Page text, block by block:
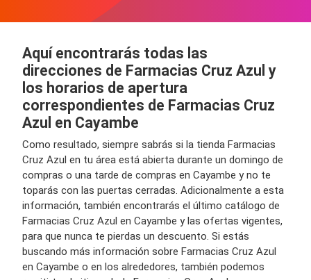
Aquí encontrarás todas las
direcciones de Farmacias Cruz Azul y
los horarios de apertura
correspondientes de Farmacias Cruz
Azul en Cayambe
Como resultado, siempre sabrás si la tienda Farmacias
Cruz Azul en tu área está abierta durante un domingo de
compras o una tarde de compras en Cayambe y no te
toparás con las puertas cerradas. Adicionalmente a esta
información, también encontrarás el último catálogo de
Farmacias Cruz Azul en Cayambe y las ofertas vigentes,
para que nunca te pierdas un descuento. Si estás
buscando más información sobre Farmacias Cruz Azul
en Cayambe o en los alrededores, también podemos